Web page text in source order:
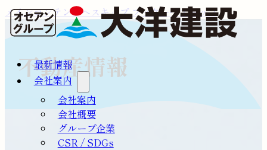
メインコンテンツへスキップフッターへスキップ
最新情報
会社案内
会社案内
会社概要
グループ企業
CSR / SDGs
不動産情報